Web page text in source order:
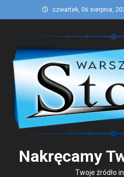
to
czwartek, 06 sierpnia,
Nakręcamy
Twoje źródło